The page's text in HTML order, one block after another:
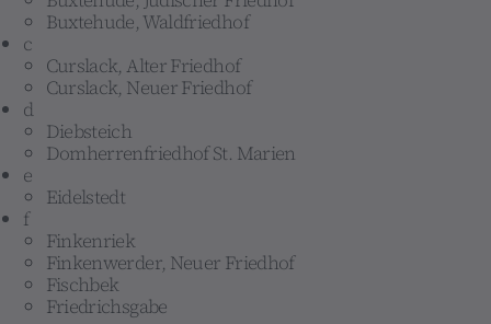
Buxtehude, Waldfriedhof
c
Curslack, Alter Friedhof
Curslack, Neuer Friedhof
d
Diebsteich
Domherrenfriedhof St. Marien
e
Eidelstedt
f
Finkenriek
Finkenwerder, Neuer Friedhof
Fischbek
Friedrichsgabe